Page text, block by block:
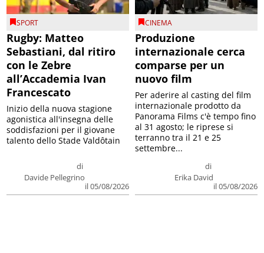
SPORT
Rugby: Matteo
Sebastiani, dal ritiro
con le Zebre
all’Accademia Ivan
Francescato
di
Davide Pellegrino
il 05/08/2026
Inizio della nuova stagione
agonistica all'insegna delle
soddisfazioni per il giovane
talento dello Stade Valdôtain
CINEMA
Produzione
internazionale cerca
comparse per un
nuovo film
di
Erika David
il 05/08/2026
Per aderire al casting del film
internazionale prodotto da
Panorama Films c'è tempo fino
al 31 agosto; le riprese si
terranno tra il 21 e 25
settembre...